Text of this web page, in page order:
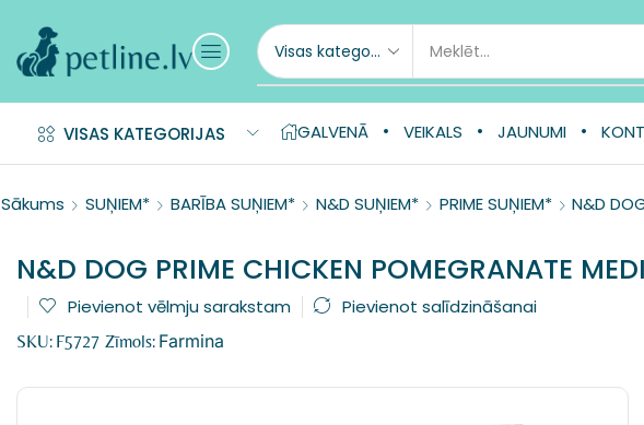
VISAS KATEGORIJAS GALVENĀ VEIKALS JAUNUMI
Sākums SUŅIEM* BARĪBA SUŅIEM* N&D SUŅIEM* PRIME SUŅIEM* N&D
N&D DOG PRIME CHICKEN POMEGRANATE
Pievienot vēlmju sarakstam Pievienot salīdzināšanai
SKU: F5727 Zīmols: Farmina